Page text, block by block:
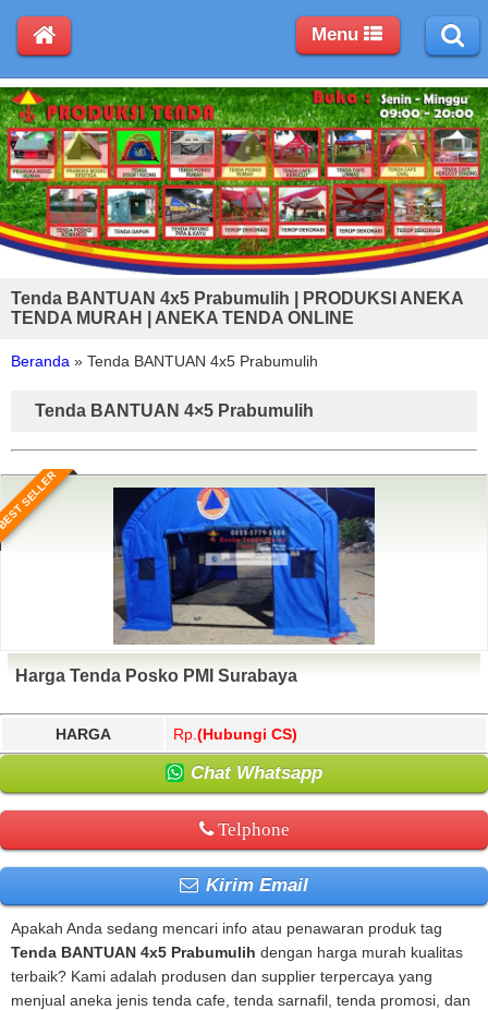
Tenda BANTUAN 4x5 Prabumulih | PRODUKSI ANEKA
TENDA MURAH | ANEKA TENDA ONLINE
Beranda » Tenda BANTUAN 4x5 Prabumulih
Tenda BANTUAN 4×5 Prabumulih
SELLER
Harga Tenda Posko PMI Surabaya
HARGA Rp. (Hubungi CS)
Chat Whatsapp
Telphone
Kirim Email
Apakah Anda sedang mencari info atau penawaran produk tag
Tenda BANTUAN 4x5 Prabumulih dengan harga murah kualitas
terbaik? Kami adalah produsen dan supplier terpercaya yang
menjual aneka jenis tenda cafe, tenda sarnafil, tenda promosi, dan
Menu